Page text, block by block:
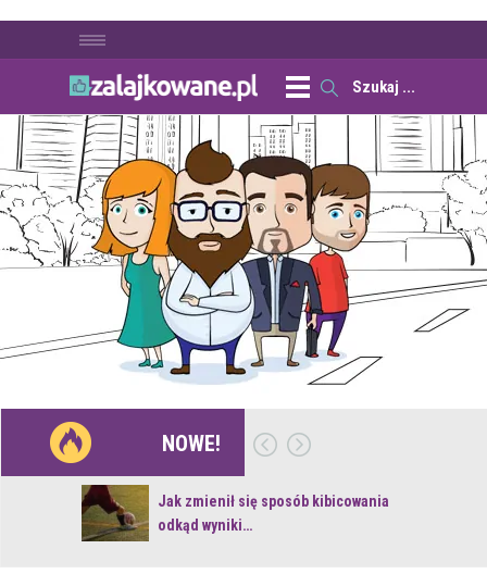
NOWE!
Jak zmienił się sposób kibicowania
odkąd wyniki…